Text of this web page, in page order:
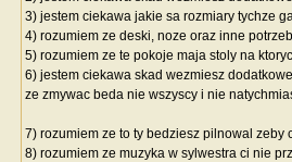
3) jestem ciekawa jakie sa rozmiary tychze
4) rozumiem ze deski, noze oraz inne
5) rozumiem ze te pokoje maja stoly na
6) jestem ciekawa skad wezmiesz
ze zmywac beda nie wszyscy i nie
7) rozumiem ze to ty bedziesz pilnowal
8) rozumiem ze muzyka w sylwestra ci nie